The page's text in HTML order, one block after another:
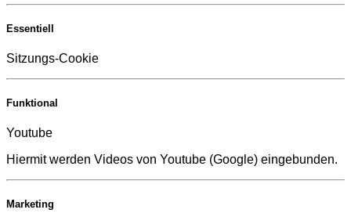
Essentiell
Sitzungs-Cookie
Funktional
Youtube
Hiermit werden Videos von Youtube (Google) eingebunden.
Marketing